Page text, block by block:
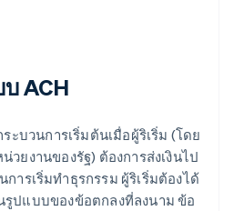
ACH
ระบวนการเริ่มต้นเมื่อผู้ริเริ่ม (โดย
ยงานของรัฐ) ต้องการส่งเงินไป
ารเริ่มทำธุรกรรม ผู้ริเริ่มต้องได้
ปแบบของข้อตกลงที่ลงนาม ข้อ